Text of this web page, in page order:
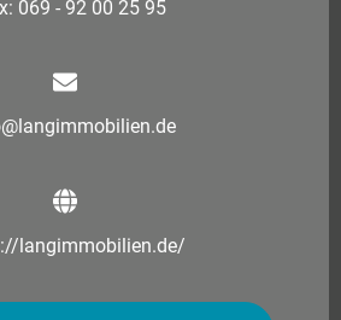
069 - 92 00 25 95
langimmobilien.de/